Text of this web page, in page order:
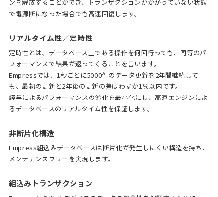
ンを解放することができ、トランザクションがかかっていない状態
で電源断になった場合でも高速回復します。
リアルタイム性／定時性
定時性とは、データベース上である操作を何回行っても、同等のパ
フォーマンスで結果が返ってくることを言います。
Empressでは、1秒ごとに5000件のデータ更新を2年間継続して
も、最初の更新と2年後の更新の差はわずか1％以内です。
経年によるパフォーマンスの劣化を最小化にし、高速エンジンによ
るデータベースのリアルタイム性を保証します。
非断片化構造
Empress組込みデータベースは断片化が発生しにくい構造を持ち、
メンテナンスフリーを実現します。
組込みトランザクション